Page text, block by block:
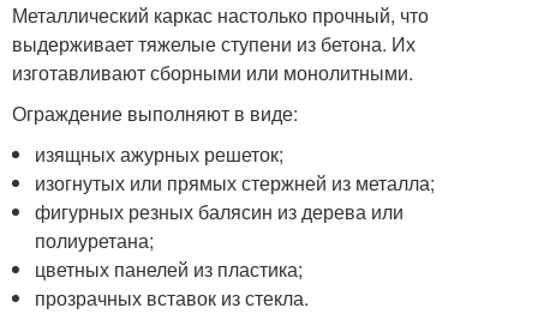
Металлический каркас настолько прочный, что
выдерживает тяжелые ступени из бетона. Их
изготавливают сборными или монолитными.
Ограждение выполняют в виде:
изящных ажурных решеток;
изогнутых или прямых стержней из металла;
фигурных резных балясин из дерева или
полиуретана;
цветных панелей из пластика;
прозрачных вставок из стекла.